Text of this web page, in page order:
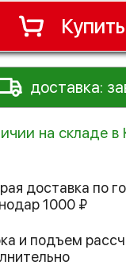
Купить
доставка:
на складе в
доставка по
1000 ₽
и подъем